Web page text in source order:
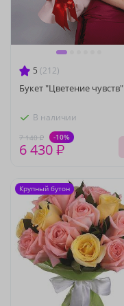
5 (212)
Букет "Цветение чувств"
В наличии
7 140 ₽ -10%
6 430 ₽
Крупный бутон